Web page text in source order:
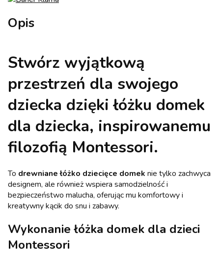
Opis
Stwórz wyjątkową
przestrzeń dla swojego
dziecka dziękiłóżku domek
dla dziecka, inspirowanemu
filozofią Montessori.
To drewniane łóżko dziecięce domek nie tylko zachwyca
designem, ale również wspiera samodzielność i
bezpieczeństwo malucha, oferując mu komfortowy i
kreatywny kącik do snu i zabawy.
Wykonanie łóżka domek dla dzieci
Montessori